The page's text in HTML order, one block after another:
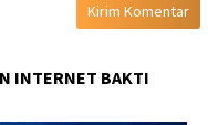
INTERNET BAKTI